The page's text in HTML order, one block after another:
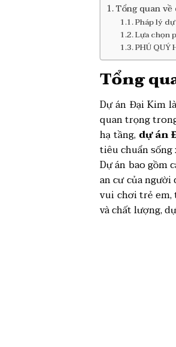
Tổng quan
Pháp lý
Lựa chọn
PHÚ QUÝ
Tổng
Dự án Đại Kim
quan trọng
hạ tầng, dự án
tiêu chuẩn sống
Dự án bao gồm
an cư của
vui chơi trẻ em,
và chất lượng,